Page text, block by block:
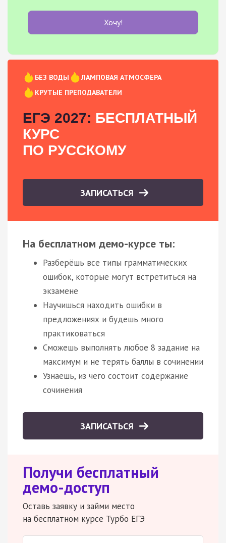
Хочу!
БЕЗ ВОДЫ
ЛАМПОВАЯ АТМОСФЕРА
КРУТЫЕ ПРЕПОДАВАТЕЛИ
ЕГЭ 2027: БЕСПЛАТНЫЙ
КУРС
ПО РУССКОМУ
ЗАПИСАТЬСЯ
На бесплатном демо-курсе ты:
Разберёшь все типы грамматических
ошибок, которые могут встретиться на
экзамене
Научишься находить ошибки в
предложениях и будешь много
практиковаться
Сможешь выполнять любое 8 задание на
максимум и не терять баллы в сочинении
Узнаешь, из чего состоит содержание
сочинения
ЗАПИСАТЬСЯ
Получи бесплатный
демо-доступ
Оставь заявку и займи место
на бесплатном курсе Турбо ЕГЭ